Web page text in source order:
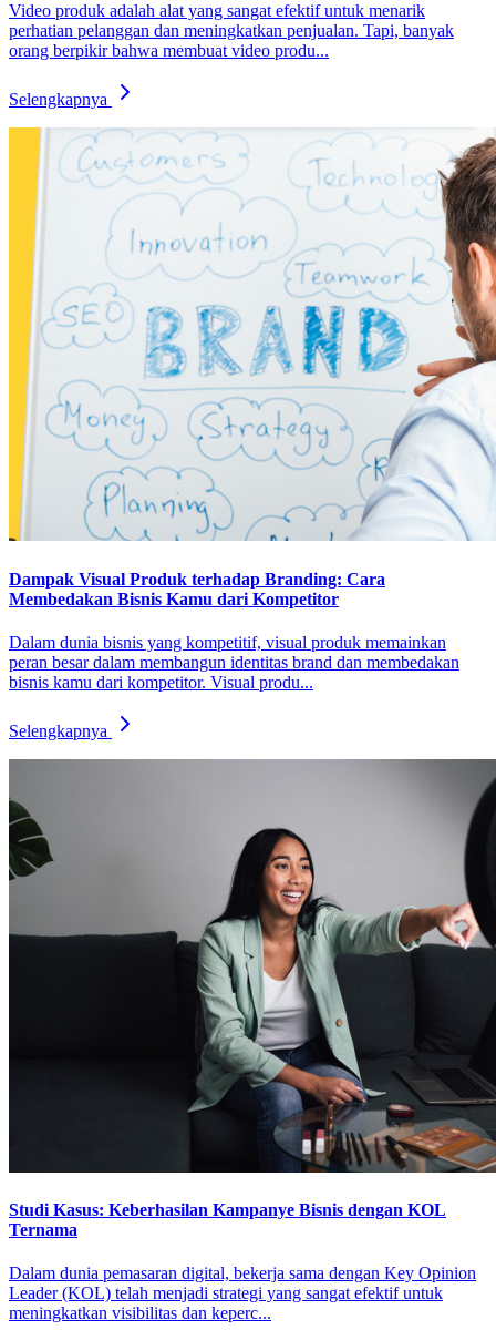
Video produk adalah alat yang sangat efektif untuk menarik
perhatian pelanggan dan meningkatkan penjualan. Tapi, banyak
orang berpikir bahwa membuat video produ...
Selengkapnya
Dampak Visual Produk terhadap Branding: Cara
Membedakan Bisnis Kamu dari Kompetitor
Dalam dunia bisnis yang kompetitif, visual produk memainkan
peran besar dalam membangun identitas brand dan membedakan
bisnis kamu dari kompetitor. Visual produ...
Selengkapnya
Studi Kasus: Keberhasilan Kampanye Bisnis dengan KOL
Ternama
Dalam dunia pemasaran digital, bekerja sama dengan Key Opinion
Leader (KOL) telah menjadi strategi yang sangat efektif untuk
meningkatkan visibilitas dan keperc...